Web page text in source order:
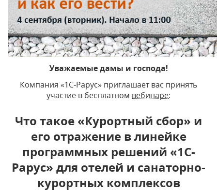
Уважаемые дамы и господа!
Компания «1С-Рарус» приглашает вас принять
участие в бесплатном вебинаре:
Что такое «Курортный сбор» и
его отражение в линейке
программных решений «1С-
Рарус» для отелей и санаторно-
курортных комплексов